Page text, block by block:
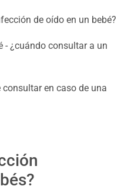
de oído en un bebé?
- ¿cuándo consultar a un
en caso de una